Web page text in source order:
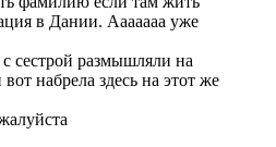
в Дании. Ааааааа уже
сестрой размышляли на
набрела здесь на этот же